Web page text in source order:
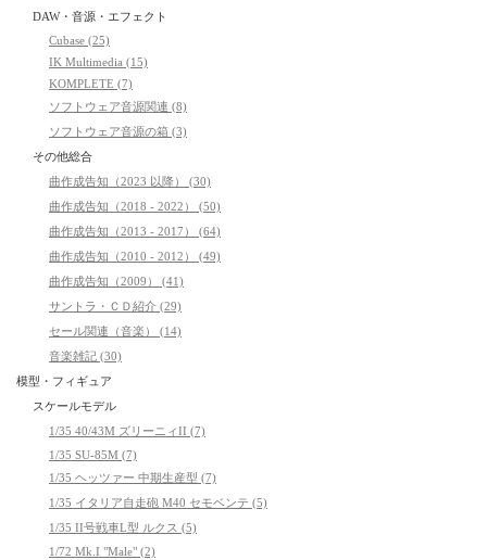
DAW・音源・エフェクト
Cubase (25)
IK Multimedia (15)
KOMPLETE (7)
ソフトウェア音源関連 (8)
ソフトウェア音源の箱 (3)
その他総合
曲作成告知（2023 以降） (30)
曲作成告知（2018 - 2022） (50)
曲作成告知（2013 - 2017） (64)
曲作成告知（2010 - 2012） (49)
曲作成告知（2009） (41)
サントラ・ＣＤ紹介 (29)
セール関連（音楽） (14)
音楽雑記 (30)
模型・フィギュア
スケールモデル
1/35 40/43M ズリーニィII (7)
1/35 SU-85M (7)
1/35 ヘッツァー 中期生産型 (7)
1/35 イタリア自走砲 M40 セモベンテ (5)
1/35 II号戦車L型 ルクス (5)
1/72 Mk.I "Male" (2)